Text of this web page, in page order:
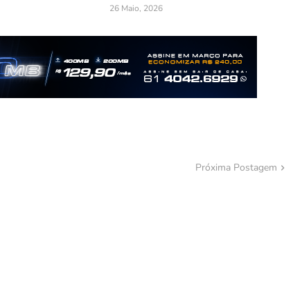
26 Maio, 2026
Próxima Postagem